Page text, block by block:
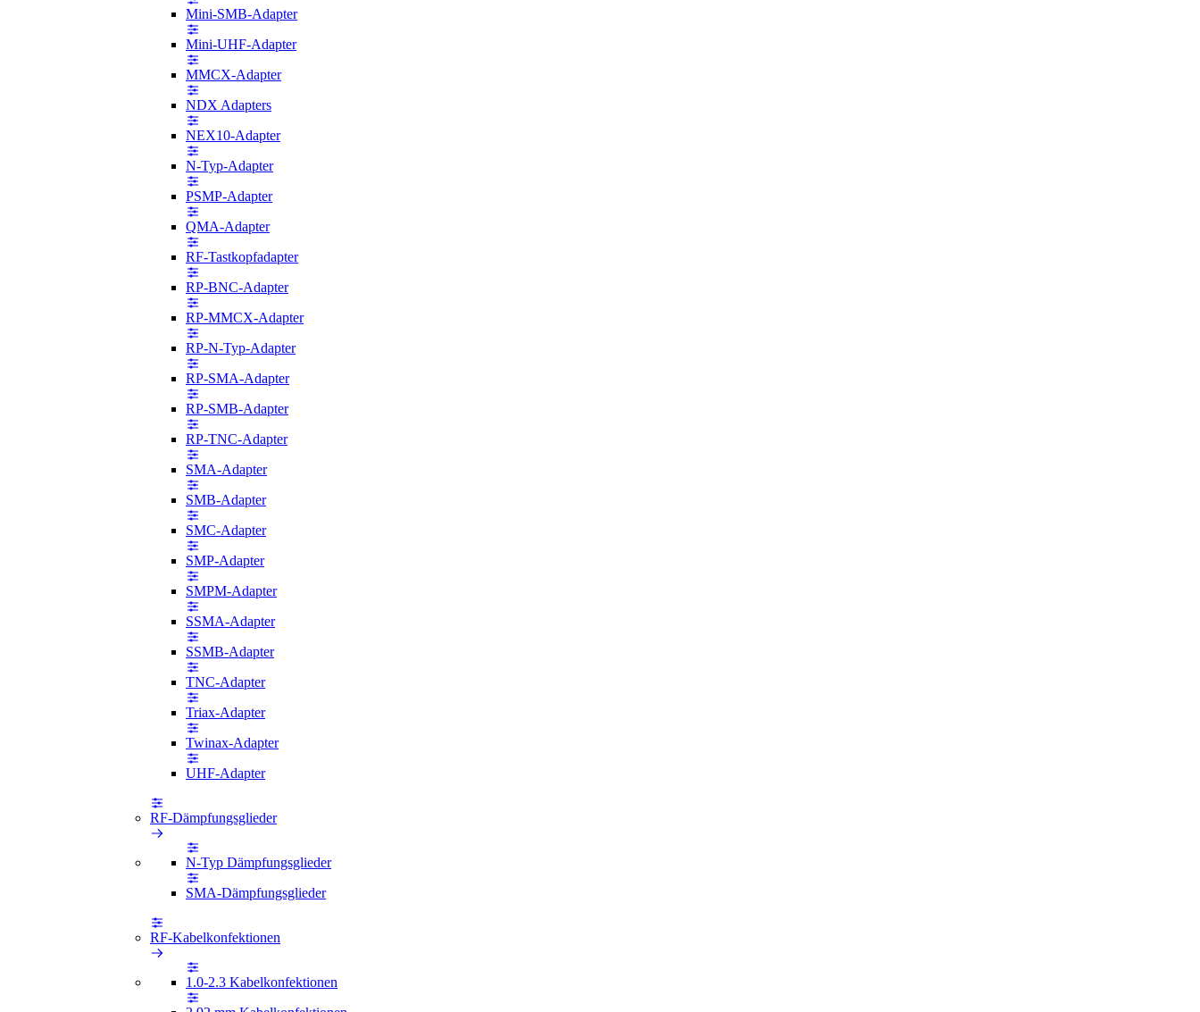
Mini-SMB-Adapter
Mini-UHF-Adapter
MMCX-Adapter
NDX Adapters
NEX10-Adapter
N-Typ-Adapter
PSMP-Adapter
QMA-Adapter
RF-Tastkopfadapter
RP-BNC-Adapter
RP-MMCX-Adapter
RP-N-Typ-Adapter
RP-SMA-Adapter
RP-SMB-Adapter
RP-TNC-Adapter
SMA-Adapter
SMB-Adapter
SMC-Adapter
SMP-Adapter
SMPM-Adapter
SSMA-Adapter
SSMB-Adapter
TNC-Adapter
Triax-Adapter
Twinax-Adapter
UHF-Adapter
RF-Dämpfungsglieder
N-Typ Dämpfungsglieder
SMA-Dämpfungsglieder
RF-Kabelkonfektionen
1.0-2.3 Kabelkonfektionen